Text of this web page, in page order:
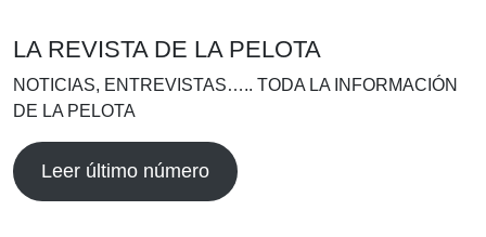
LA REVISTA DE LA PELOTA
NOTICIAS, ENTREVISTAS….. TODA LA INFORMACIÓN
DE LA PELOTA
Leer último número